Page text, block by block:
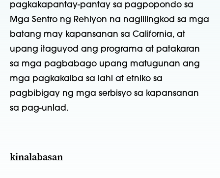
pagkakapantay-pantay sa pagpopondo sa
Mga Sentro ng Rehiyon na naglilingkod sa mga
batang may kapansanan sa California, at
upang itaguyod ang programa at patakaran
sa mga pagbabago upang matugunan ang
mga pagkakaiba sa lahi at etniko sa
pagbibigay ng mga serbisyo sa kapansanan
sa pag-unlad.
kinalabasan